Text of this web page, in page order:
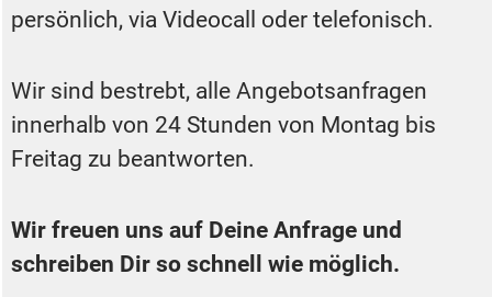
persönlich, via Videocall oder telefonisch.
Wir sind bestrebt, alle Angebotsanfragen
innerhalb von 24 Stunden von Montag bis
Freitag zu beantworten.
Wir freuen uns auf Deine Anfrage und
schreiben Dir so schnell wie möglich.